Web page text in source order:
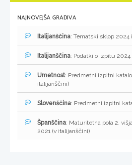
NAJNOVEJŠA GRADIVA
Italijanščina: Tematski sklop 2024
Italijanščina: Podatki o izpitu 2024
Umetnost: Predmetni izpitni
italijanščini)
Slovenščina: Predmetni izpitni
Španščina: Maturitetna pola 2,
2021 (v italijanščini)